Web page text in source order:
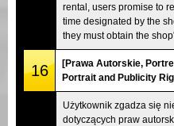
rental, users promise to
time designated by the
they must obtain the
16
[Prawa Autorskie,
Portrait and Publicity
Użytkownik zgadza się
dotyczących praw